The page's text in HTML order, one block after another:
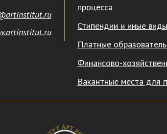
процесса
Стипендии и иные
Платные
Финансово-
Вакантные места для